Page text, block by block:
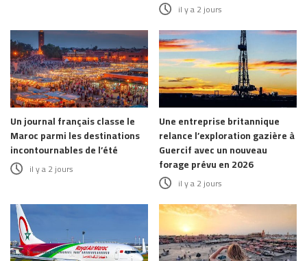
il y a 2 jours
Un journal français classe le
Maroc parmi les destinations
incontournables de l’été
il y a 2 jours
Une entreprise britannique
relance l’exploration gazière à
Guercif avec un nouveau
forage prévu en 2026
il y a 2 jours